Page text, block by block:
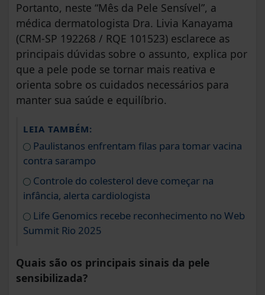
Portanto, neste “Mês da Pele Sensível”, a
médica dermatologista Dra. Livia Kanayama
(CRM-SP 192268 / RQE 101523) esclarece as
principais dúvidas sobre o assunto, explica por
que a pele pode se tornar mais reativa e
orienta sobre os cuidados necessários para
manter sua saúde e equilíbrio.
LEIA TAMBÉM:
Paulistanos enfrentam filas para tomar vacina
contra sarampo
Controle do colesterol deve começar na
infância, alerta cardiologista
Life Genomics recebe reconhecimento no Web
Summit Rio 2025
Quais são os principais sinais da pele
sensibilizada?